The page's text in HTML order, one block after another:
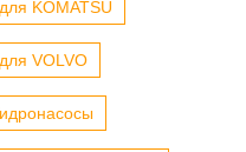
KOMATSU
VOLVO